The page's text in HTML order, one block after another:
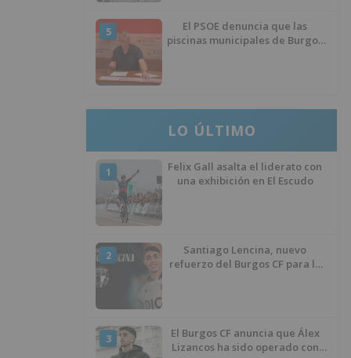
5
El PSOE denuncia que las
piscinas municipales de Burgos
LO ÚLTIMO
1
Felix Gall asalta el liderato con
una exhibición en El Escudo
2
Santiago Lencina, nuevo
refuerzo del Burgos CF para la
3
El Burgos CF anuncia que Álex
Lizancos ha sido operado con